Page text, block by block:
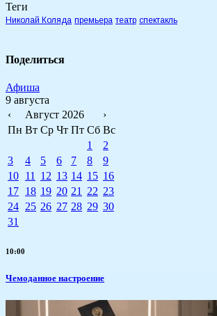
Теги
Николай Коляда премьера театр спектакль
Поделиться
Афиша
9 августа
‹
Август 2026
›
Пн Вт Ср Чт Пт Сб Вс
1
2
3
4 5 6 7 8
9
10 11 12 13 14 15 16
17 18 19 20 21 22 23
24 25 26 27 28 29 30
31
10:00
Чемоданное настроение